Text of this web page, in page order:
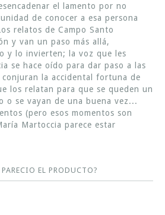
el lamento por no
de conocer a esa persona
relatos de Campo Santo
y van un paso más allá,
y lo invierten; la voz que les
se hace oído para dar paso a las
conjuran la accidental fortuna de
los relatan para que se queden un
o se vayan de una buena vez...
(pero esos momentos son
Martoccia parece estar
EL PRODUCTO?